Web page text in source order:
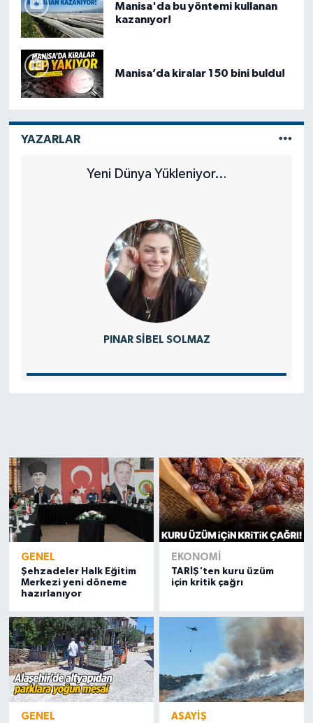
Manisa'da bu yöntemi kullanan
kazanıyor!
Manisa’da kiralar 150 bini buldu!
YAZARLAR
Yeni Dünya Yükleniyor…
PINAR SIBEL SOLMAZ
GENEL
Şehzadeler Halk Eğitim
Merkezi yeni döneme
hazırlanıyor
EKONOMI
TARİŞ'ten kuru üzüm
için kritik çağrı
GENEL ASAYIŞ